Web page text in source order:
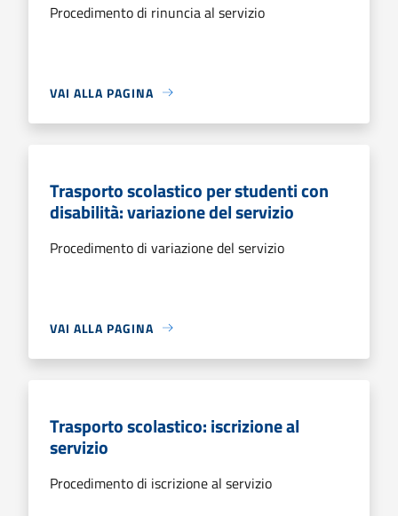
Procedimento di rinuncia al servizio
VAI ALLA PAGINA
Trasporto scolastico per studenti con
disabilità: variazione del servizio
Procedimento di variazione del servizio
VAI ALLA PAGINA
Trasporto scolastico: iscrizione al
servizio
Procedimento di iscrizione al servizio